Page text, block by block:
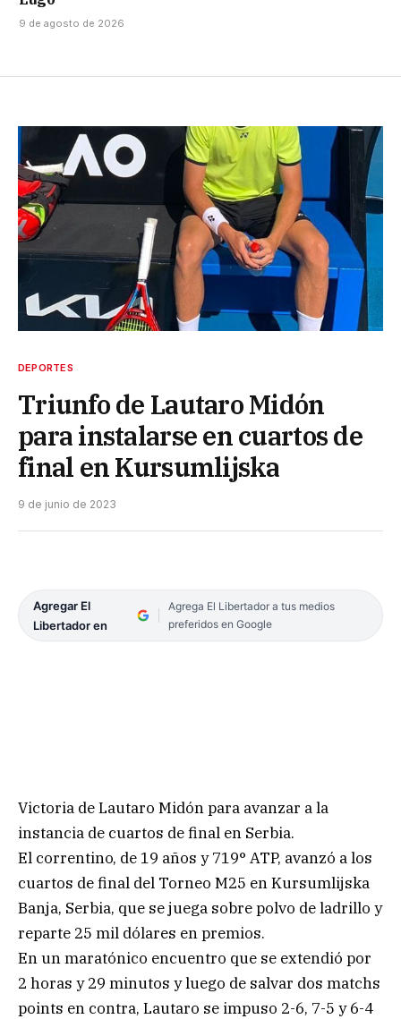
9 de agosto de 2026
DEPORTES
Triunfo de Lautaro Midón
para instalarse en cuartos de
final en Kursumlijska
9 de junio de 2023
Agregar El
Libertador en
Agrega El Libertador a tus medios
preferidos en Google
Victoria de Lautaro Midón para avanzar a la
instancia de cuartos de final en Serbia.
El correntino, de 19 años y 719° ATP, avanzó a los
cuartos de final del Torneo M25 en Kursumlijska
Banja, Serbia, que se juega sobre polvo de ladrillo y
reparte 25 mil dólares en premios.
En un maratónico encuentro que se extendió por
2 horas y 29 minutos y luego de salvar dos matchs
points en contra, Lautaro se impuso 2-6, 7-5 y 6-4